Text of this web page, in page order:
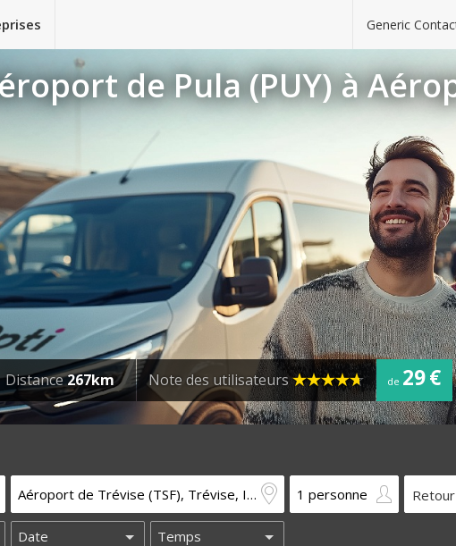
Generic
de Pula (PUY) à
Distance267km Note des utilisateurs de 29 €
Retour